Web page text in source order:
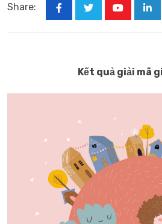
Share:
Kết quả giải mã